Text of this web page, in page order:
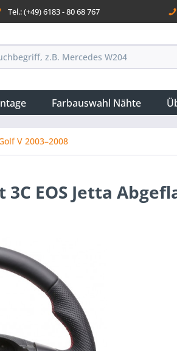
Tel.: (+49) 6183 - 80 68 767
Farbauswahl Nähte
V 2003–2008
3C EOS Jetta